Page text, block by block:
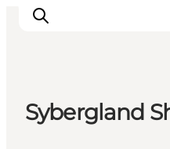
Sybergland